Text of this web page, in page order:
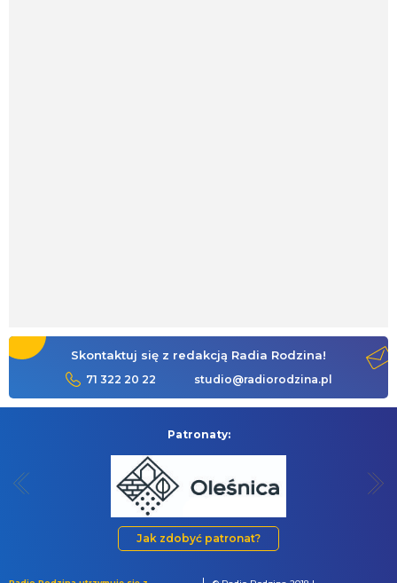
Skontaktuj się z redakcją Radia Rodzina!
71 322 20 22 studio@radiorodzina.pl
Patronaty:
Jak zdobyć patronat?